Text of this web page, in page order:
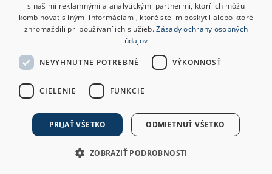
s našimi reklamnými a analytickými partnermi, ktorí ich môžu
kombinovať s inými informáciami, ktoré ste im poskytli alebo ktoré
zhromaždili pri používaní ich služieb.Zásady ochrany osobných
údajov
NEVYHNUTNE POTREBNÉ VÝKONNOSŤ
CIELENIE FUNKCIE
PRIJAŤ VŠETKO ODMIETNUŤ VŠETKO
ZOBRAZIŤ PODROBNOSTI